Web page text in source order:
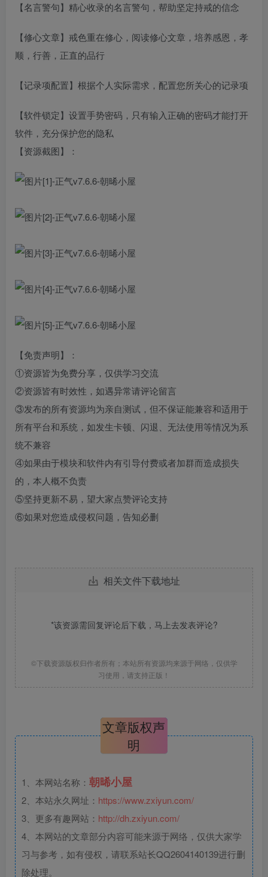
【名言警句】精心收录的名言警句，帮助坚定持戒的信念
【修心文章】戒色重在修心，阅读修心文章，培养感恩，孝
顺，行善，正直的品行
【记录项配置】根据个人实际需求，配置您所关心的记录项
【软件锁定】设置手势密码，只有输入正确的密码才能打开
软件，充分保护您的隐私
【资源截图】：
【免责声明】：
①资源皆为免费分享，仅供学习交流
②资源皆有时效性，如遇异常请评论留言
③发布的所有资源均为亲自测试，但不保证能兼容和适用于
所有平台和系统，如发生卡顿、闪退、无法使用等情况为系
统不兼容
④如果由于模块和软件内有引导付费或者加群而造成损失
的，本人概不负责
⑤坚持更新不易，望大家点赞评论支持
⑥如果对您造成侵权问题，告知必删
相关文件下载地址
*该资源需回复评论后下载，马上去发表评论?
©下载资源版权归作者所有；本站所有资源均来源于网络，仅供学
习使用，请支持正版！
文章版权声
明
1、本网站名称： 朝晞小屋
2、本站永久网址： https://www.zxiyun.com/
3、更多有趣网站： http://dh.zxiyun.com/
4、本网站的文章部分内容可能来源于网络，仅供大家学
习与参考，如有侵权，请联系站长QQ2604140139进行删
除处理。